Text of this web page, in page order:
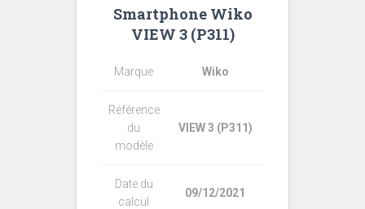
Smartphone Wiko
VIEW 3 (P311)
Marque Wiko
Référence
du
modèle
VIEW 3 (P311)
Date du
calcul
09/12/2021